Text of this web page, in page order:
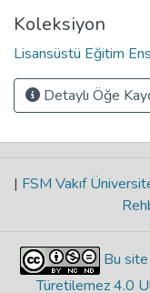
Koleksiyon
Lisansüstü Eğitim
Detaylı Öğe
| FSM Vakıf
Bu
Türetilemez 4.0